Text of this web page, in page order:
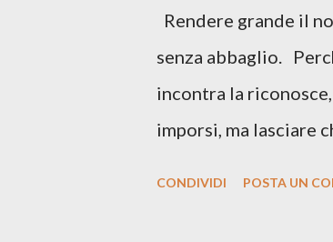
Rendere grande il
senza abbaglio.
incontra la
imporsi, ma lasciare
CONDIVIDI POSTA UN